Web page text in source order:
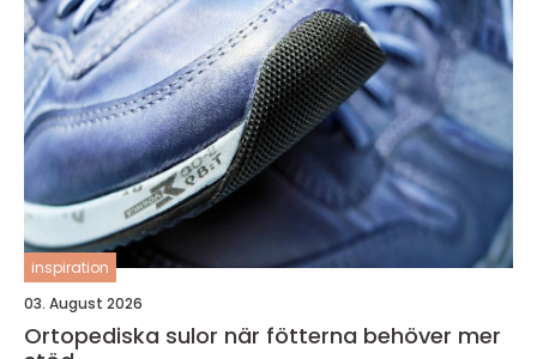
inspiration
03. August 2026
Ortopediska sulor när fötterna behöver mer